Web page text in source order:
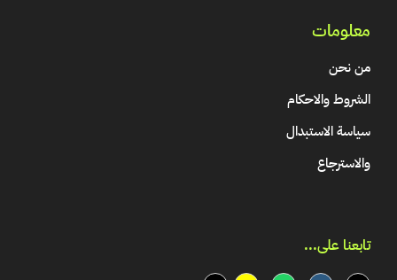
معلومات
من نحن
الشروط والاحكام
سياسة الاستبدال
والاسترجاع
تابعنا على...​